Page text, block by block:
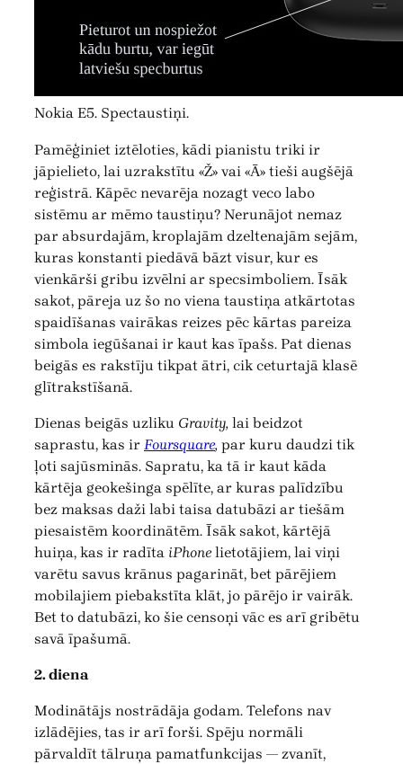
Nokia E5. Spectaustiņi.
Pamēģiniet iztēloties, kādi pianistu triki ir
jāpielieto, lai uzrakstītu «Ž» vai «Ā» tieši augšējā
reģistrā. Kāpēc nevarēja nozagt veco labo
sistēmu ar mēmo taustiņu? Nerunājot nemaz
par absurdajām, kroplajām dzeltenajām sejām,
kuras konstanti piedāvā bāzt visur, kur es
vienkārši gribu izvēlni ar specsimboliem. Īsāk
sakot, pāreja uz šo no viena taustiņa atkārtotas
spaidīšanas vairākas reizes pēc kārtas pareiza
simbola iegūšanai ir kaut kas īpašs. Pat dienas
beigās es rakstīju tikpat ātri, cik ceturtajā klasē
glītrakstīšanā.
Dienas beigās uzliku Gravity, lai beidzot
saprastu, kas ir Foursquare, par kuru daudzi tik
ļoti sajūsminās. Sapratu, ka tā ir kaut kāda
kārtēja geokešinga spēlīte, ar kuras palīdzību
bez maksas daži labi taisa datubāzi ar tiešām
piesaistēm koordinātēm. Īsāk sakot, kārtējā
huiņa, kas ir radīta iPhonelietotājiem, lai viņi
varētu savus krānus pagarināt, bet pārējiem
mobilajiem piebakstīta klāt, jo pārējo ir vairāk.
Bet to datubāzi, ko šie censoņi vāc es arī gribētu
savā īpašumā.
2. diena
Modinātājs nostrādāja godam. Telefons nav
izlādējies, tas ir arī forši. Spēju normāli
pārvaldīt tālruņa pamatfunkcijas — zvanīt,